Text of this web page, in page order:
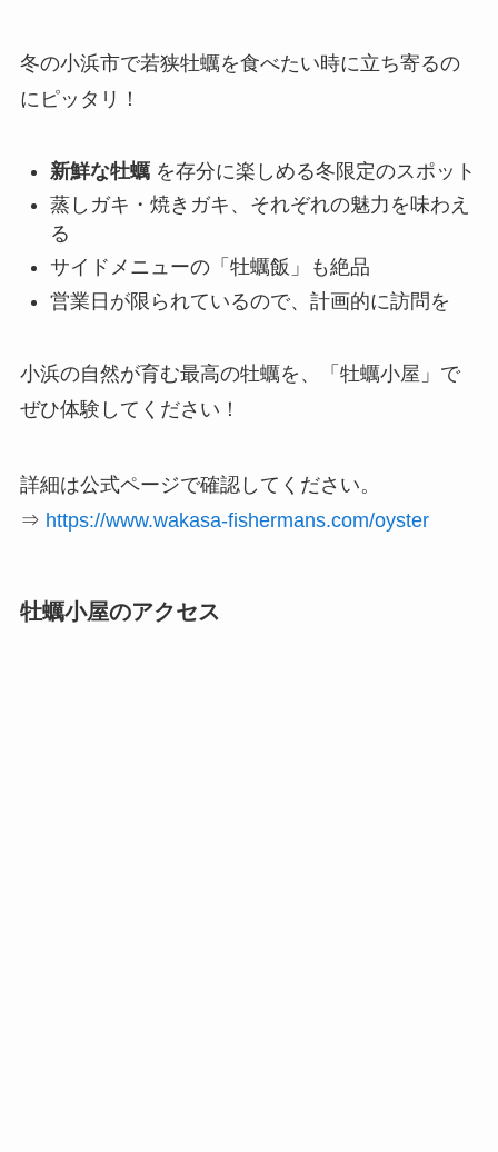
冬の小浜市で若狭牡蠣を食べたい時に立ち寄るの
にピッタリ！
新鮮な牡蠣を存分に楽しめる冬限定のスポット
蒸しガキ・焼きガキ、それぞれの魅力を味わえ
る
サイドメニューの「牡蠣飯」も絶品
営業日が限られているので、計画的に訪問を
小浜の自然が育む最高の牡蠣を、「牡蠣小屋」で
ぜひ体験してください！
詳細は公式ページで確認してください。
⇒ https://www.wakasa-fishermans.com/oyster
牡蠣小屋のアクセス